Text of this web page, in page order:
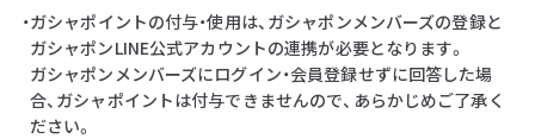
・ガシャポイントの付与・使用は、ガシャポンメンバーズの登録と
ガシャポンLINE公式アカウントの連携が必要となります。
ガシャポンメンバーズにログイン・会員登録せずに回答した場
合、ガシャポイントは付与できませんので、あらかじめご了承く
ださい。